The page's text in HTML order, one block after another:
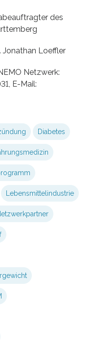
des
Jonathan Loeffler
Netzwerk:
E-Mail:
Diabetes
Lebensmittelindustrie